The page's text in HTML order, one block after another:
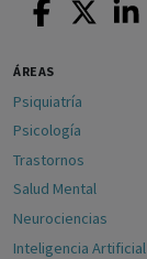
ÁREAS
Psiquiatría
Psicología
Trastornos
Salud Mental
Neurociencias
Inteligencia Artificial